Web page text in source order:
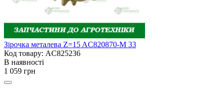
Зірочка металева Z=15 AC820870-M 33
Код товару: AC825236
В наявності
1 059 грн